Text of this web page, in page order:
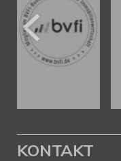
KONTAKT